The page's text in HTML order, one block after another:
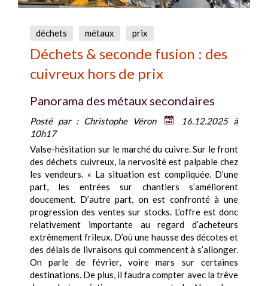
déchets métaux prix
Déchets & seconde fusion : des
cuivreux hors de prix
Panorama des métaux secondaires
Posté par : Christophe Véron
16.12.2025 à
10h17
Valse-hésitation sur le marché du cuivre. Sur le front
des déchets cuivreux, la nervosité est palpable chez
les vendeurs. « La situation est compliquée. D’une
part, les entrées sur chantiers s’améliorent
doucement. D’autre part, on est confronté à une
progression des ventes sur stocks. L’offre est donc
relativement importante au regard d’acheteurs
extrêmement frileux. D’où une hausse des décotes et
des délais de livraisons qui commencent à s’allonger.
On parle de février, voire mars sur certaines
destinations. De plus, il faudra compter avec la trêve